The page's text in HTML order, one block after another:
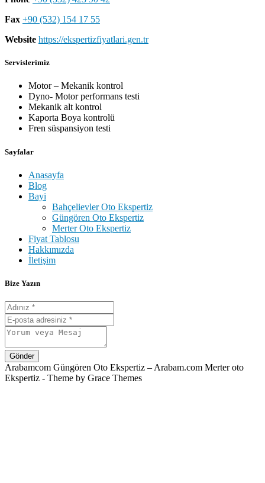
Fax +90 (532) 154 17 55
Website https://ekspertizfiyatlari.gen.tr
Servislerimiz
Motor – Mekanik kontrol
Dyno- Motor performans testi
Mekanik alt kontrol
Kaporta Boya kontrolü
Fren süspansiyon testi
Sayfalar
Anasayfa
Blog
Bayi
Bahçelievler Oto Ekspertiz
Güngören Oto Ekspertiz
Merter Oto Ekspertiz
Fiyat Tablosu
Hakkımızda
İletişim
Bize Yazın
Gönder
Arabamcom Güngören Oto Ekspertiz – Arabam.com Merter oto
Ekspertiz - Theme by Grace Themes